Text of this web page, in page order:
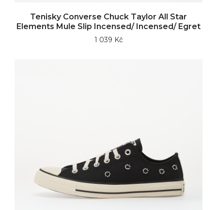
Tenisky Converse Chuck Taylor All Star
Elements Mule Slip Incensed/ Incensed/ Egret
1 039 Kč